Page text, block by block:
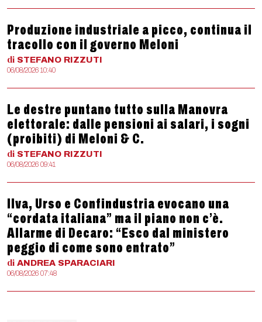
Produzione industriale a picco, continua il
tracollo con il governo Meloni
di STEFANO RIZZUTI
06/08/2026 10:40
Le destre puntano tutto sulla Manovra
elettorale: dalle pensioni ai salari, i sogni
(proibiti) di Meloni & C.
di STEFANO RIZZUTI
06/08/2026 09:41
Ilva, Urso e Confindustria evocano una
“cordata italiana” ma il piano non c’è.
Allarme di Decaro: “Esco dal ministero
peggio di come sono entrato”
di ANDREA SPARACIARI
06/08/2026 07:48